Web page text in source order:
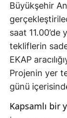
Büyükşehir
saat 11.00’de
tekliflerin
EKAP
Projenin yer
günü
Kapsamlı bir